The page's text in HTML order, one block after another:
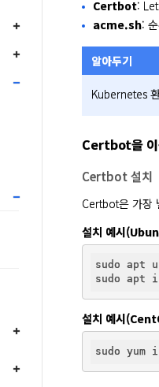
Certbot:
acme.sh:
알아두기
Kubernetes
Certbot을 이
Certbot 설치
Certbot은 가장
설치 예시
sudo apt
설치 예시